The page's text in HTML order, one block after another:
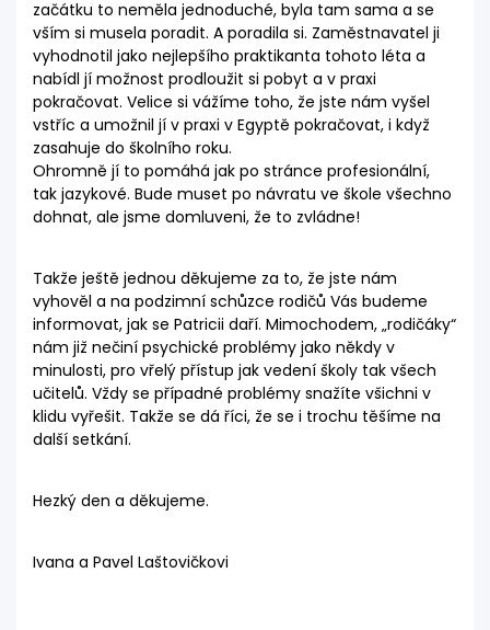
začátku to neměla jednoduché, byla tam sama a se
vším si musela poradit. A poradila si. Zaměstnavatel ji
vyhodnotil jako nejlepšího praktikanta tohoto léta a
nabídl jí možnost prodloužit si pobyt a v praxi
pokračovat. Velice si vážíme toho, že jste nám vyšel
vstříc a umožnil jí v praxi v Egyptě pokračovat, i když
zasahuje do školního roku.
Ohromně jí to pomáhá jak po stránce profesionální,
tak jazykové. Bude muset po návratu ve škole všechno
dohnat, ale jsme domluveni, že to zvládne!
Takže ještě jednou děkujeme za to, že jste nám
vyhověl a na podzimní schůzce rodičů Vás budeme
informovat, jak se Patricii daří. Mimochodem, „rodičáky“
nám již nečiní psychické problémy jako někdy v
minulosti, pro vřelý přístup jak vedení školy tak všech
učitelů. Vždy se případné problémy snažíte všichni v
klidu vyřešit. Takže se dá říci, že se i trochu těšíme na
další setkání.
Hezký den a děkujeme.
Ivana a Pavel Laštovičkovi